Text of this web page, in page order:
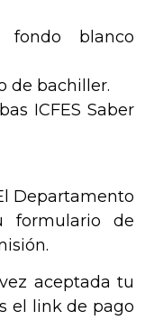
fondo blanco
de bachiller.
ICFES Saber
Departamento
formulario de
aceptada tu
el link de pago